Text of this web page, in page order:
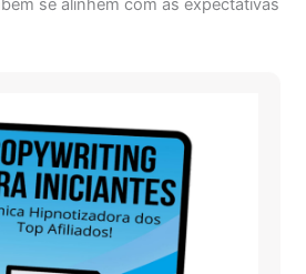
se alinhem com as expectativas